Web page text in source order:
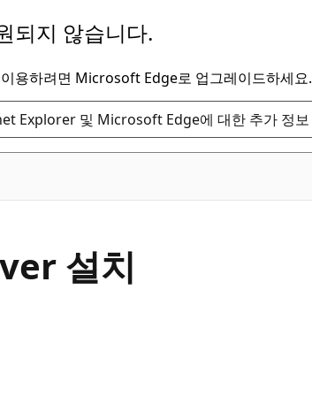
되지 않습니다.
용하려면 Microsoft Edge로 업그레이드하세요.
Explorer 및 Microsoft Edge에 대한 추가 정보
설치